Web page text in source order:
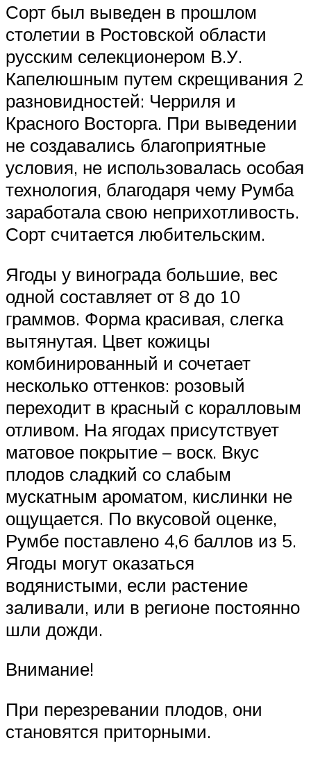
Сорт был выведен в прошлом
столетии в Ростовской области
русским селекционером В.У.
Капелюшным путем скрещивания 2
разновидностей: Черриля и
Красного Восторга. При выведении
не создавались благоприятные
условия, не использовалась особая
технология, благодаря чему Румба
заработала свою неприхотливость.
Сорт считается любительским.
Ягоды у винограда большие, вес
одной составляет от 8 до 10
граммов. Форма красивая, слегка
вытянутая. Цвет кожицы
комбинированный и сочетает
несколько оттенков: розовый
переходит в красный с коралловым
отливом. На ягодах присутствует
матовое покрытие – воск. Вкус
плодов сладкий со слабым
мускатным ароматом, кислинки не
ощущается. По вкусовой оценке,
Румбе поставлено 4,6 баллов из 5.
Ягоды могут оказаться
водянистыми, если растение
заливали, или в регионе постоянно
шли дожди.
Внимание!
При перезревании плодов, они
становятся приторными.